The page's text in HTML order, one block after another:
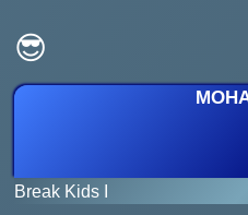
😎
Break Kids I